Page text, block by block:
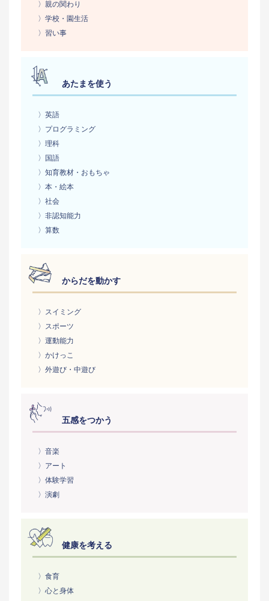
〉親の関わり
〉学校・園生活
〉習い事
あたまを使う
〉英語
〉プログラミング
〉理科
〉国語
〉知育教材・おもちゃ
〉本・絵本
〉社会
〉非認知能力
〉算数
からだを動かす
〉スイミング
〉スポーツ
〉運動能力
〉かけっこ
〉外遊び・中遊び
五感をつかう
〉音楽
〉アート
〉体験学習
〉演劇
健康を考える
〉食育
〉心と身体